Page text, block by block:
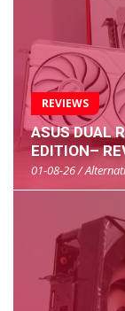
REVIEWS
ASUS DUAL
EDITION–
01-08-26 /